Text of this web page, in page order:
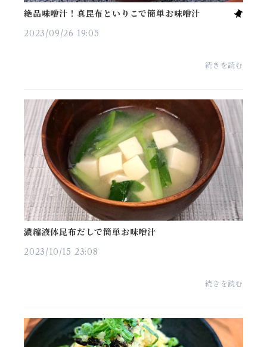
絶品味噌汁！真昆布といりこで簡単お味噌汁
2023/09/26 19:05
続きを読む
濃縮液体昆布だしで簡単お味噌汁
2023/10/15 23:08
続きを読む